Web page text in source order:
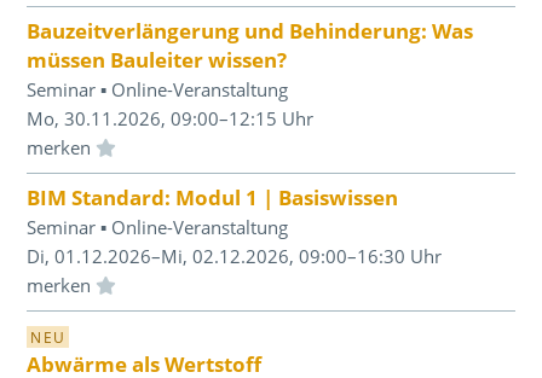
Bauzeitverlängerung und Behinderung: Was
müssen Bauleiter wissen?
Seminar ▪ Online-Veranstaltung
Mo, 30.11.2026, 09:00–12:15 Uhr
Einloggen und Merkliste benutzen
BIM Standard: Modul 1 | Basiswissen
Seminar ▪ Online-Veranstaltung
Di, 01.12.2026–Mi, 02.12.2026, 09:00–16:30 Uhr
Einloggen und Merkliste benutzen
NEU
Abwärme als Wertstoff